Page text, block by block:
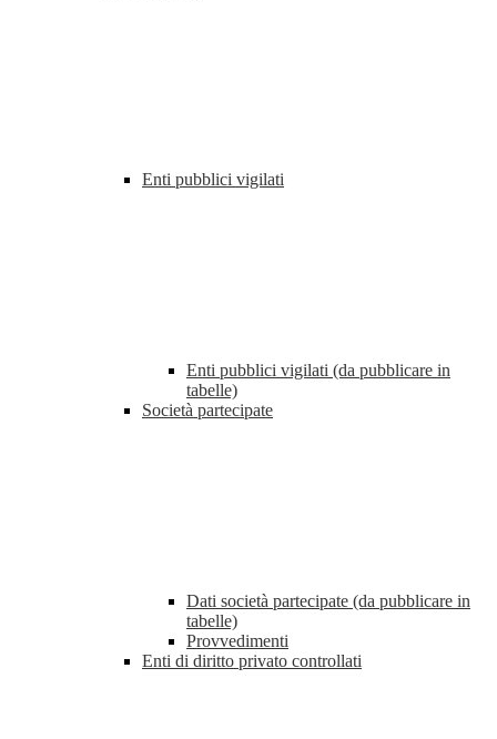
Enti pubblici vigilati
Enti pubblici vigilati (da pubblicare in
tabelle)
Società partecipate
Dati società partecipate (da pubblicare in
tabelle)
Provvedimenti
Enti di diritto privato controllati